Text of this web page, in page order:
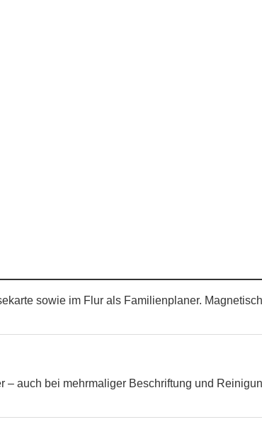
sowie im Flur als Familienplaner.
auch bei mehrmaliger Beschriftung und